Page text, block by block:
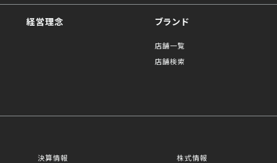
経営理念 ブランド
店舗一覧
店舗検索
決算情報
株式情報